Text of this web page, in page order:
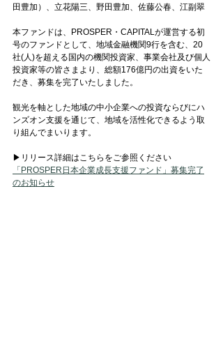
田豊加）、立花陽三、野田豊加、佐藤公春、江副翠
本ファンドは、PROSPER・CAPITALが運営する初
号のファンドとして、地域金融機関9行を含む、20
社(人)を超える国内の機関投資家、事業会社及び個人
投資家等の皆さまより、総額176億円の出資をいた
だき、募集を完了いたしました。
観光を軸とした地域の中小企業への投資ならびにハ
ンズオン支援を通じて、地域を活性化できるよう取
り組んでまいります。
▶リリース詳細はこちらをご参照ください
「PROSPER日本企業成長支援ファンド」募集完了
のお知らせ